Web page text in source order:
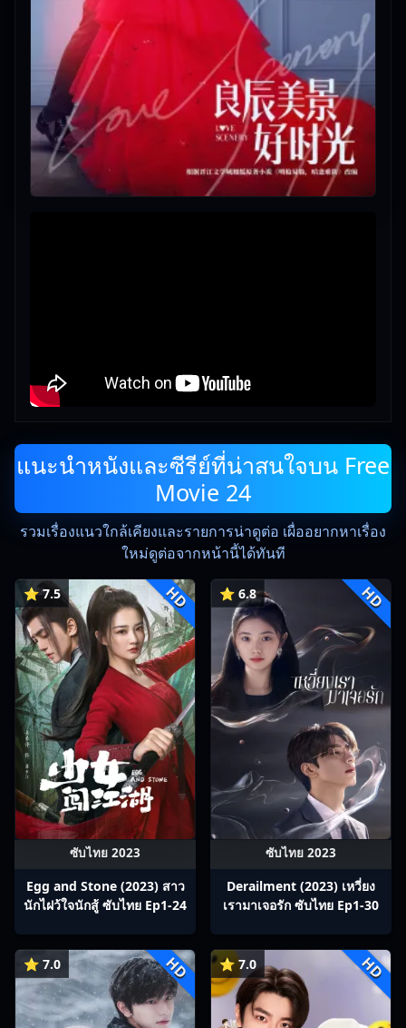
แนะนำหนังและซีรีย์ที่น่าสนใจบน Free
Movie 24
รวมเรื่องแนวใกล้เคียงและรายการน่าดูต่อ เผื่ออยากหาเรื่อง
ใหม่ดูต่อจากหน้านี้ได้ทันที
⭐ 7.5 HD
ซับไทย 2023
Egg and Stone (2023) สาว
นักไฝว้ใจนักสู้ ซับไทย Ep1-24
⭐ 6.8 HD
ซับไทย 2023
Derailment (2023) เหวี่ยง
เรามาเจอรัก ซับไทย Ep1-30
⭐ 7.0 HD ⭐ 7.0 HD